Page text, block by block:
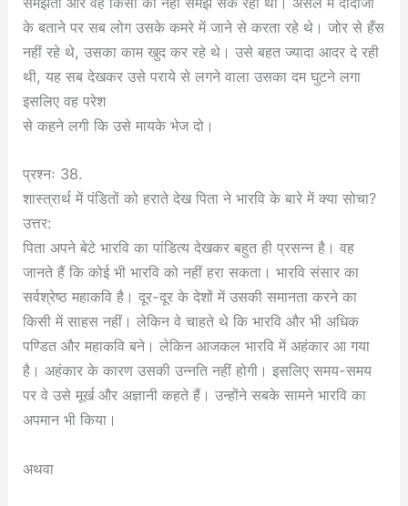
के बताने पर सब लोग उसके कमरे में जाने से करता रहे थे। जोर से हँस
नहीं रहे थे, उसका काम खुद कर रहे थे। उसे बहत ज्यादा आदर दे रही
थी, यह सब देखकर उसे पराये से लगने वाला उसका दम घुटने लगा
इसलिए वह परेश
से कहने लगी कि उसे मायके भेज दो।
प्रश्नः 38.
शास्त्रार्थ में पंडितों को हराते देख पिता ने भारवि के बारे में क्या सोचा?
उत्तर:
पिता अपने बेटे भारवि का पांडित्य देखकर बहुत ही प्रसन्न है। वह
जानते हैं कि कोई भी भारवि को नहीं हरा सकता। भारवि संसार का
सर्वश्रेष्ठ महाकवि है। दूर-दूर के देशों में उसकी समानता करने का
किसी में साहस नहीं। लेकिन वे चाहते थे कि भारवि और भी अधिक
पण्डित और महाकवि बने। लेकिन आजकल भारवि में अहंकार आ गया
है। अहंकार के कारण उसकी उन्नति नहीं होगी। इसलिए समय-समय
पर वे उसे मूर्ख और अज्ञानी कहते हैं। उन्होंने सबके सामने भारवि का
अपमान भी किया।
अथवा